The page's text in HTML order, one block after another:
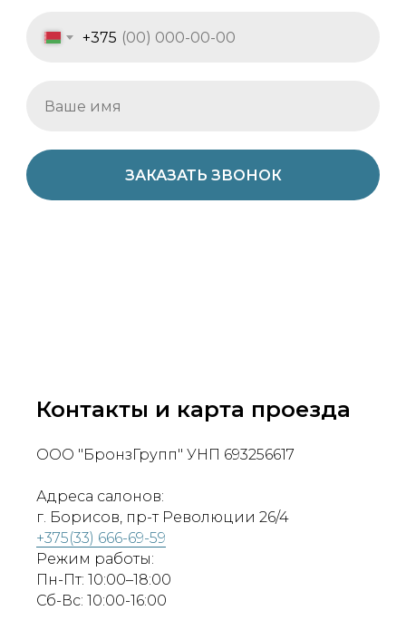
+375
ЗАКАЗАТЬ ЗВОНОК
Контакты и карта проезда
ООО "БронзГрупп" УНП 693256617
Адреса салонов:
г. Борисов, пр-т Революции 26/4
+375(33) 666-69-59
Режим работы:
Пн-Пт: 10:00–18:00
Сб-Вс: 10:00-16:00